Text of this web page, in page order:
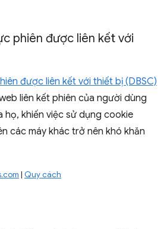
phiên được liên kết với
được liên kết với thiết bị (DBSC)
liên kết phiên của người dùng
họ, khiến việc sử dụng cookie
các máy khác trở nên khó khăn
| Quy cách